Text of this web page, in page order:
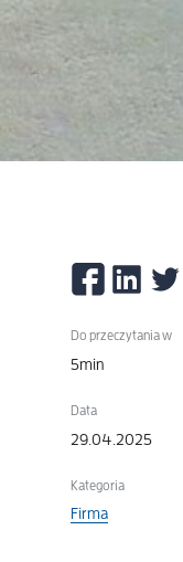
Do przeczytania w
5min
Data
29.04.2025
Kategoria
Firma